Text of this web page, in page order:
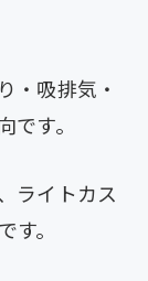
・吸排気・
す。
ライトカス
。